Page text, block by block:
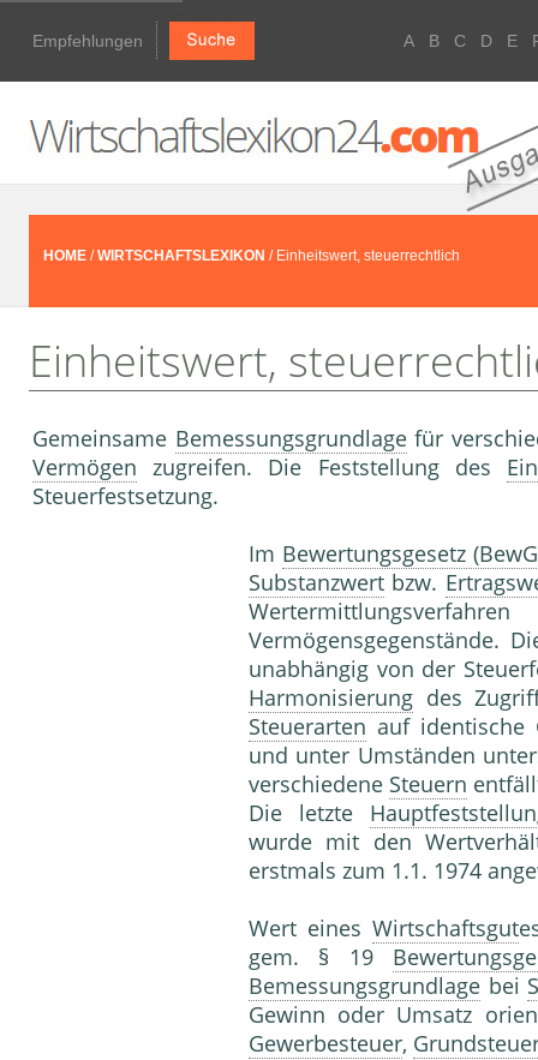
Empfehlungen A B C D E
HOME /WIRTSCHAFTSLEXIKON / Einheitswert, steuerrechtlich
Einheitswert,
Gemeinsame Bemessungsgrundlagefür
Vermögen zugreifen. Die Feststellung des
Steuerfestsetzung.
Im Bewertungsgesetz
Substanzwert bzw.
Vermögensgegenstände.
unabhängig von der
Harmonisierung des
Steuerarten auf
und unter Umständen
verschiedene Steuern
Die letzte
wurde mit den
erstmals zum 1.1. 1974
Wert eines Wirtschaftsgut
gem. § 19
Bemessungsgrundlage bei
Gewinn oder Umsatz
Gewerbesteuer,